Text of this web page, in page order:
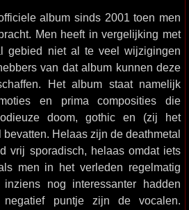
album sinds 2001 toen men
Men heeft in vergelijking met
gebied niet al te veel wijzigingen
van dat album kunnen deze
Het album staat namelijk
en prima composities die
doom, gothic en (zij het
Helaas zijn de deathmetal
vrij sporadisch, helaas omdat iets
men in het verleden regelmatig
nog interessanter hadden
puntje zijn de vocalen.